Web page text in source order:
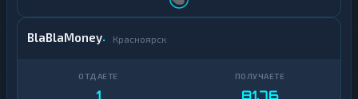
BlaBlaMoney Красноярск
1 81,76